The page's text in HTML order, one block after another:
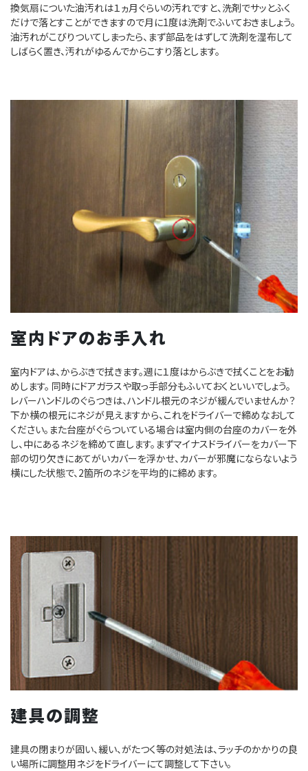
換気扇についた油汚れは１ヵ月ぐらいの汚れですと、洗剤でサッとふく
だけで落とすことができますので月に1度は洗剤でふいておきましょう。
油汚れがこびりついてしまったら、まず部品をはずして洗剤を湿布して
しばらく置き、汚れがゆるんでからこすり落とします。
室内ドアのお手入れ
室内ドアは、からぶきで拭きます。週に１度はからぶきで拭くことをお勧
めします。 同時にドアガラスや取っ手部分もふいておくといいでしょう。
レバーハンドルのぐらつきは、ハンドル根元のネジが緩んでいませんか？
下か横の根元にネジが見えますから、これをドライバーで締めなおして
ください。また台座がぐらついている場合は室内側の台座のカバーを外
し、中にあるネジを締めて直します。まずマイナスドライバーをカバー下
部の切り欠きにあてがいカバーを浮かせ、カバーが邪魔にならないよう
横にした状態で、2箇所のネジを平均的に締めます。
建具の調整
建具の閉まりが固い、緩い、がたつく等の対処法は、ラッチのかかりの良
い場所に調整用ネジをドライバーにて調整して下さい。